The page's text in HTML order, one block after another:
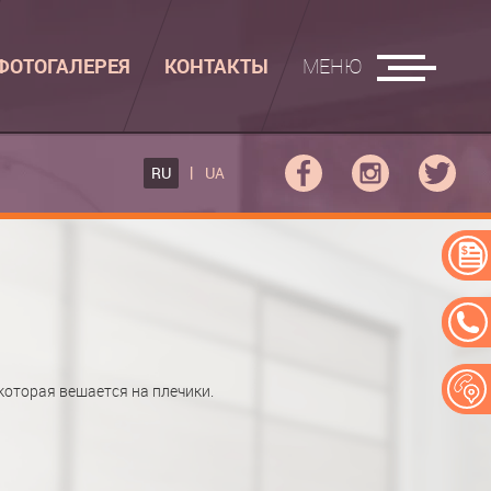
КОНТАКТЫ МЕНЮ
RU UA
вешается на плечики.
ДОСКИ